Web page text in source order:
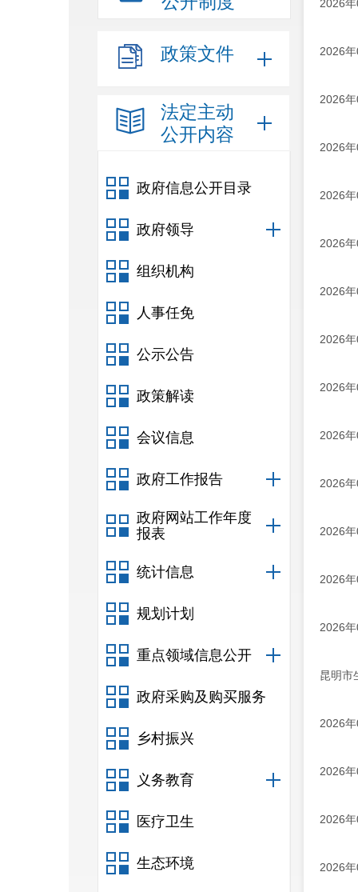
政策文件
法定主动
公开内容
政府信息公开目录
政府领导
组织机构
人事任免
公示公告
政策解读
会议信息
政府工作报告
政府网站工作年度
报表
统计信息
规划计划
重点领域信息公开
政府采购及购买服务
乡村振兴
义务教育
医疗卫生
生态环境
2026
2026
2026
2026
2026
2026
2026
2026
2026
2026
2026
2026
2026
2026
昆明市
2026
2026
2026
2026